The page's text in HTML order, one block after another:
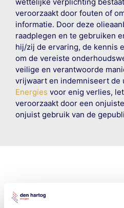
veroorzaakt door fouten of
informatie. Door deze
raadplegen en te gebruiken
hij/zij de ervaring, de kennis
om de vereiste
veilige en verantwoorde
vrijwaart en indemniseert de
Energies voor enig verlies,
veroorzaakt door een
onjuist gebruik van de